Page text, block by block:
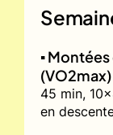
▪️
(VO2max)
45 min,
en